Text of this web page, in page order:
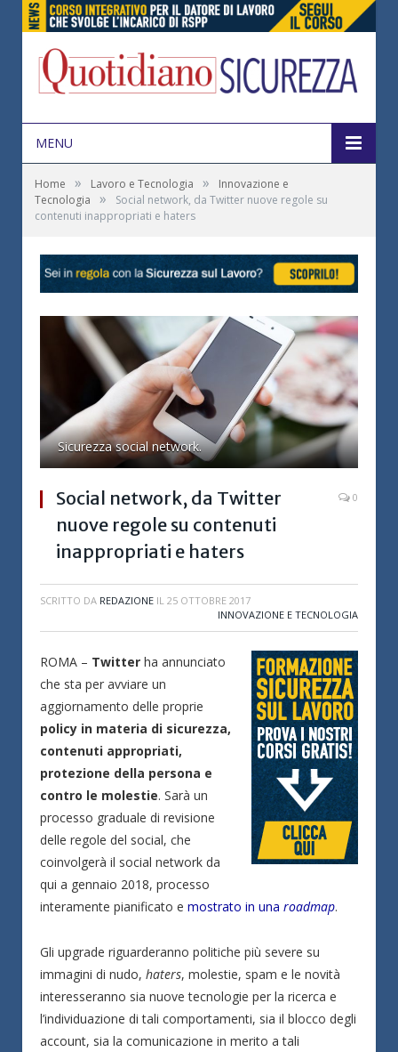
MENU
Home » Lavoro e Tecnologia »
Innovazione e
Tecnologia
»
Social network, da Twitter nuove regole su
contenuti inappropriati e haters
Sicurezza social network.
Social network, da Twitter
nuove regole su contenuti
inappropriati e haters
0
SCRITTO DA REDAZIONE IL 25 OTTOBRE 2017
INNOVAZIONE E TECNOLOGIA
ROMA – Twitter ha annunciato
che sta per avviare un
aggiornamento delle proprie
policy in materia di sicurezza,
contenuti appropriati,
protezione della persona e
contro le molestie. Sarà un
processo graduale di revisione
delle regole del social, che
coinvolgerà il social network da
qui a gennaio 2018, processo
interamente pianificato e mostrato in una roadmap.
Gli upgrade riguarderanno politiche più severe su
immagini di nudo, haters, molestie, spam e le novità
interesseranno sia nuove tecnologie per la ricerca e
l’individuazione di tali comportamenti, sia il blocco degli
account, sia la comunicazione in merito a tali